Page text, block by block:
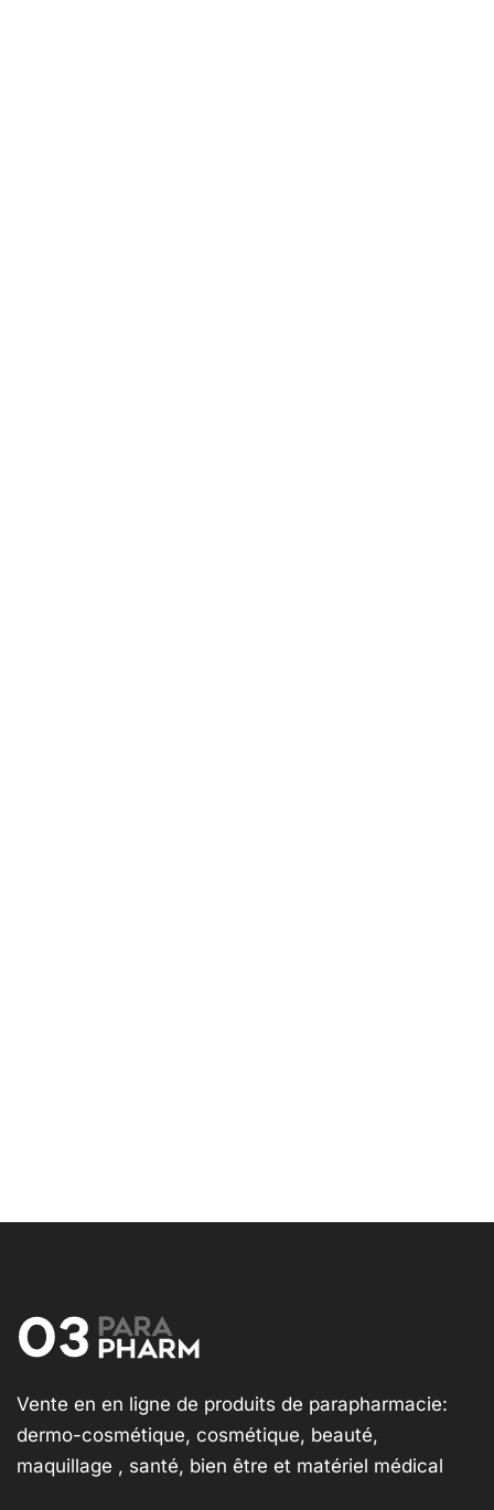
Vente en en ligne de produits de parapharmacie:
dermo-cosmétique, cosmétique, beauté,
maquillage , santé, bien être et matériel médical